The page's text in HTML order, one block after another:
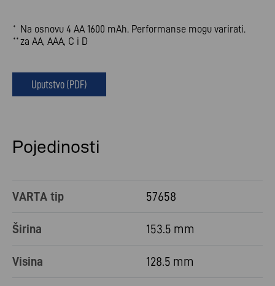
* Na osnovu 4 AA 1600 mAh. Performanse mogu varirati.
** za AA, AAA, C i D
Uputstvo (PDF)
Pojedinosti
VARTA tip 57658
Širina 153.5 mm
Visina 128.5 mm